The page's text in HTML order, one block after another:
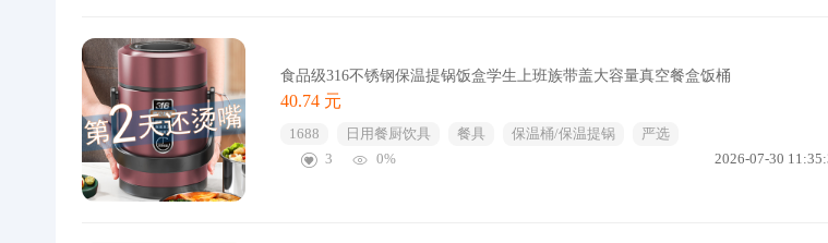
食品级316不锈钢保温提锅饭盒学生上班族带盖大容量真空餐盒饭桶
40.74 元
1688 日用餐厨饮具 餐具 保温桶/保温提锅
严选
3
0% 2026-07-30